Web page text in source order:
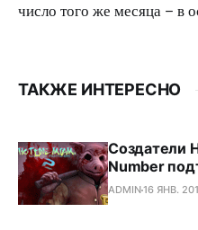
число того же месяца – в
ТАКЖЕ ИНТЕРЕСНО
Создатели
Number
ADMIN16 ЯНВ.